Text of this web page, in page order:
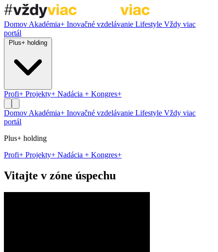
Domov Akadémia+ Inovačné vzdelávanie Lifestyle Vždy viac
portál
Profi+ Projekty+ Nadácia + Kongres+
Domov Akadémia+ Inovačné vzdelávanie Lifestyle Vždy viac
portál
Plus+ holding
Profi+ Projekty+ Nadácia + Kongres+
Vitajte v zóne úspechu